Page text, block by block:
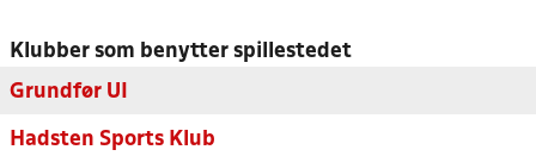
Klubber som benytter spillestedet
Grundfør UI
Hadsten Sports Klub